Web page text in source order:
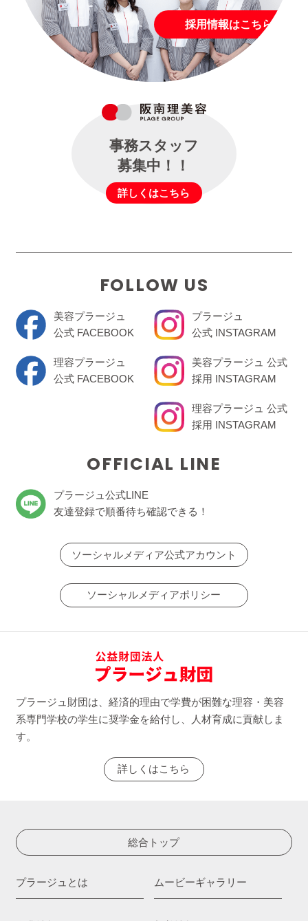
採用情報はこちら
事務スタッフ
募集中！！
詳しくはこちら
FOLLOW US
美容プラージュ
公式 FACEBOOK
理容プラージュ
公式 FACEBOOK
プラージュ
公式 INSTAGRAM
美容プラージュ 公式
採用 INSTAGRAM
理容プラージュ 公式
採用 INSTAGRAM
OFFICIAL LINE
プラージュ公式LINE
友達登録で順番待ち確認できる！
ソーシャルメディア公式アカウント
ソーシャルメディアポリシー
プラージュ財団は、経済的理由で学費が困難な理容・美容
系専門学校の学生に奨学金を給付し、人材育成に貢献しま
す。
詳しくはこちら
総合トップ
プラージュとは ムービーギャラリー